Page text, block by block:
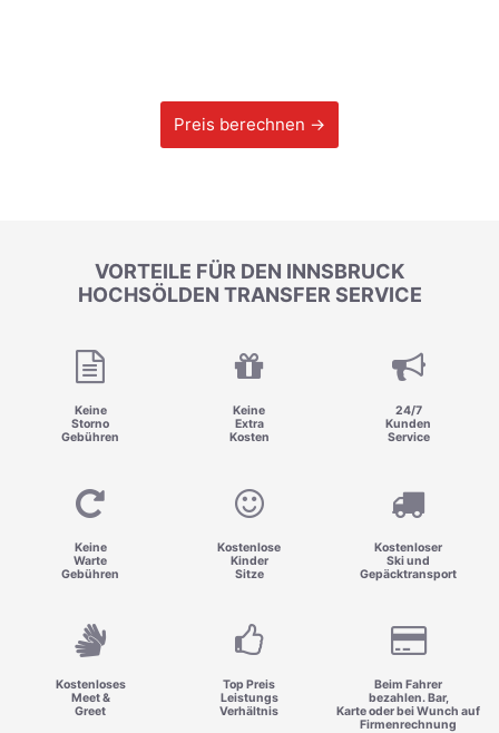
Preis berechnen →
VORTEILE FÜR DEN INNSBRUCK
HOCHSÖLDEN TRANSFER SERVICE
Keine
Storno
Gebühren
Keine
Extra
Kosten
24/7
Kunden
Service
Keine
Warte
Gebühren
Kostenlose
Kinder
Sitze
Kostenloser
Ski und
Gepäcktransport
Kostenloses
Meet &
Greet
Top Preis
Leistungs
Verhältnis
Beim Fahrer
bezahlen. Bar,
Karte oder bei Wunch auf
Firmenrechnung